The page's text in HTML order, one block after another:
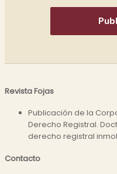
Revista Fojas
Publicación de la
Derecho Registral.
derecho registral
Contacto